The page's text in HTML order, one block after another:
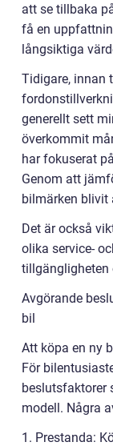
att se tillbaka
få en
långsiktiga
Tidigare, innan
generellt sett
överkommit
har fokuserat
Genom att
bilmärken blivit
Det är också
olika service-
tillgängligheten
Avgörande
bil
Att köpa en ny
För
beslutsfaktorer
modell. Några
1. Prestanda: